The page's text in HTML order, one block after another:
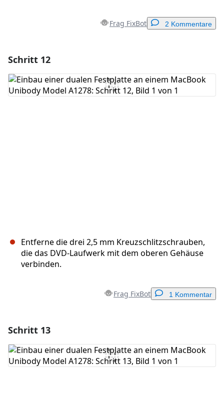
Frag FixBot 2 Kommentare
Kommentar hinzufügen
Schritt 12
Entferne die drei 2,5 mm Kreuzschlitzschrauben,
die das DVD-Laufwerk mit dem oberen Gehäuse
verbinden.
Frag FixBot 1 Kommentar
Kommentar hinzufügen
Schritt 13